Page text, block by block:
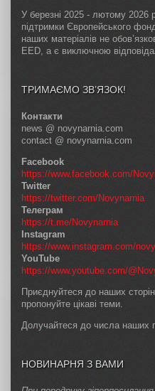
У березні 2025 - лютому 2026
підтримки Європейського
наших матеріалів не
EED, а є виключною
ТРИМАЄМО ЗВ’ЯЗОК!
Контакти
news @ novynarnia.com
contact @ novynarnia.com
Facebook
https://www.facebook.com/
Twitter
https://twitter.com/Novynarnia
Телеграм
https://t.me/Novynarnia
Instagram
https://www.instagram.com/
YouTube
https://www.youtube.com/
Приєднуйтеся до наших
пропонуйте цікаві теми.
Долучайтеся до числа наших
НОВИНАРНЯ З ВАМИ